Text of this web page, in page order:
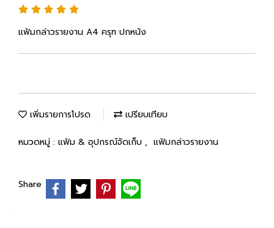
แฟ้มกล่าวรายงาน A4 ครุฑ ปกหนัง
เพิ่มรายการโปรด เปรียบเทียบ
หมวดหมู่ : แฟ้ม & อุปกรณ์จัดเก็บ , แฟ้มกล่าวรายงาน
Share